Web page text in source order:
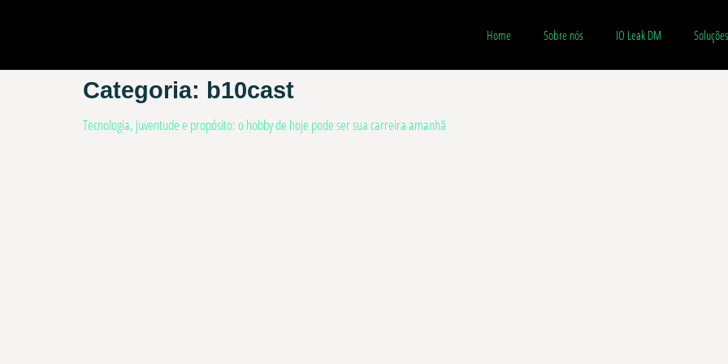
Home Sobre nós IO Leak DM Soluções
Categoria: b10cast
Tecnologia, juventude e propósito: o hobby de hoje pode ser sua carreira amanhã